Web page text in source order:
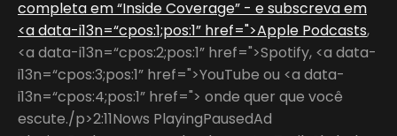
completa em “Inside Coverage” - e subscreva em
<a data-i13n=“cpos:1;pos:1” href=">Apple Podcasts,
<a data-i13n=“cpos:2;pos:1” href=">Spotify, <a data-
i13n=“cpos:3;pos:1” href=">YouTube ou <a data-
i13n=“cpos:4;pos:1” href="> onde quer que você
escute./p>2:11Nows PlayingPausedAd